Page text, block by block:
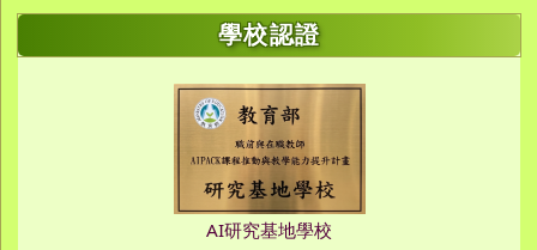
學校認證
AI研究基地學校